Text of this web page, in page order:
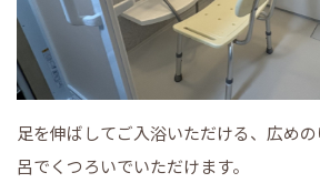
足を伸ばしてご入浴いただける、広め
呂でくつろいでいただけます。